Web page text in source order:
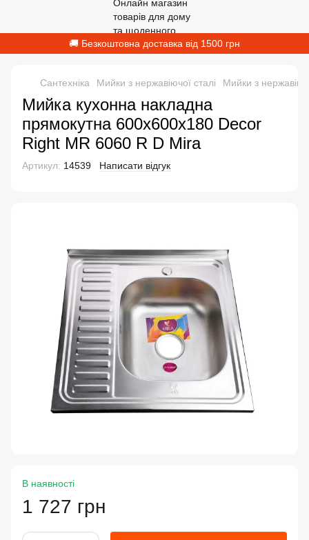
🚚 Безкоштовна доставка від 1500 грн
Сантехніка Мийки з нержавіючої сталі Мийки з
Мийка кухонна накладна
прямокутна 600х600х180 Decor
Right MR 6060 R D Mira
Артикул: 14539 Написати відгук
В наявності
1 727 грн